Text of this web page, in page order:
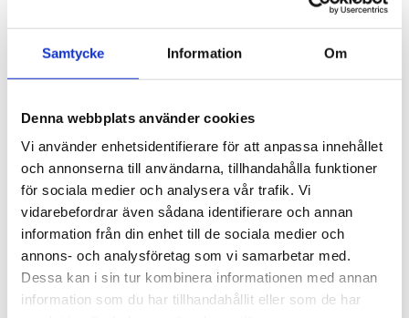
Samtycke Information Om
Denna webbplats använder cookies
Vi använder enhetsidentifierare för att anpassa innehållet
och annonserna till användarna, tillhandahålla funktioner
för sociala medier och analysera vår trafik. Vi
vidarebefordrar även sådana identifierare och annan
information från din enhet till de sociala medier och
annons- och analysföretag som vi samarbetar med.
Dessa kan i sin tur kombinera informationen med annan
information som du har tillhandahållit eller som de har
SPECIFIKATIONER
Djup
4 cm
Material
Läder
Brun